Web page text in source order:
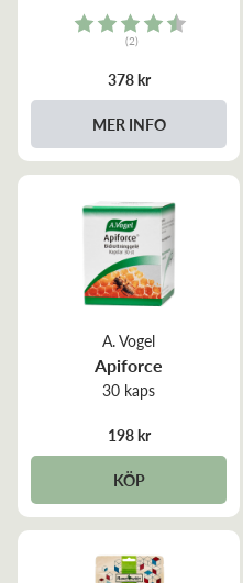
Rating:
(2)
378 kr
MER INFO
A. Vogel
Apiforce
30 kaps
198 kr
KÖP